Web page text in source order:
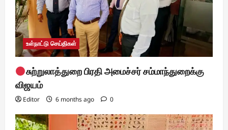
o
n
உள்நாட்டு செய்திகள்
சுற்றுலாத்துறை பிரதி அமைச்சர் சம்மாந்துறைக்கு
விஜயம்
Editor 6 months ago 0